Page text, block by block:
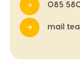
085
mail